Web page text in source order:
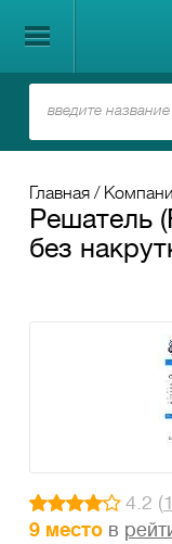
Главная
Решатель
без
4.2 (
9 место в